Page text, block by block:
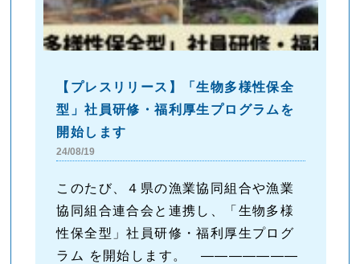
【プレスリリース】「生物多様性保全
型」社員研修・福利厚生プログラムを
開始します
24/08/19
このたび、４県の漁業協同組合や漁業
協同組合連合会と連携し、「生物多様
性保全型」社員研修・福利厚生プログ
ラム を開始します。 ―――――――